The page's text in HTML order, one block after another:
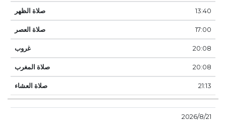
13:40
17:00
20:08
20:08
21:13
21‏‏/8‏‏/2026